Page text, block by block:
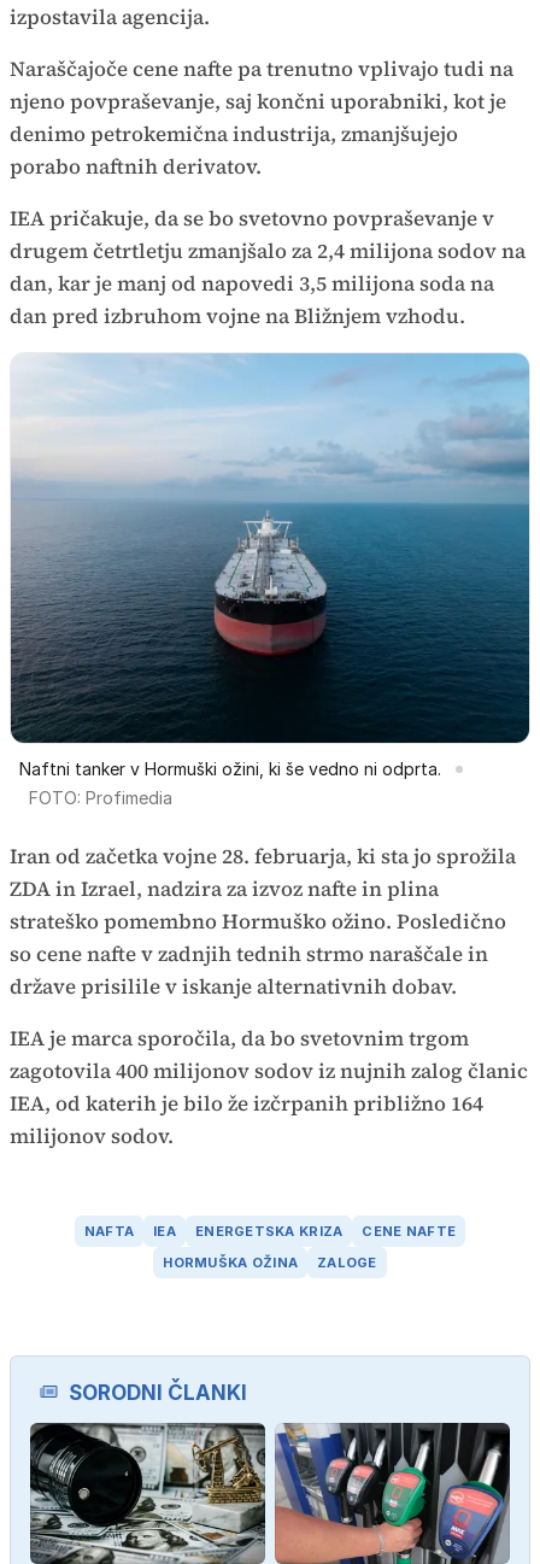
izpostavila agencija.
Naraščajoče cene nafte pa trenutno vplivajo tudi na
njeno povpraševanje, saj končni uporabniki, kot je
denimo petrokemična industrija, zmanjšujejo
porabo naftnih derivatov.
IEA pričakuje, da se bo svetovno povpraševanje v
drugem četrtletju zmanjšalo za 2,4 milijona sodov na
dan, kar je manj od napovedi 3,5 milijona soda na
dan pred izbruhom vojne na Bližnjem vzhodu.
Naftni tanker v Hormuški ožini, ki še vedno ni odprta.
FOTO: Profimedia
Iran od začetka vojne 28. februarja, ki sta jo sprožila
ZDA in Izrael, nadzira za izvoz nafte in plina
strateško pomembno Hormuško ožino. Posledično
so cene nafte v zadnjih tednih strmo naraščale in
države prisilile v iskanje alternativnih dobav.
IEA je marca sporočila, da bo svetovnim trgom
zagotovila 400 milijonov sodov iz nujnih zalog članic
IEA, od katerih je bilo že izčrpanih približno 164
milijonov sodov.
NAFTA IEA ENERGETSKA KRIZA
CENE NAFTE
HORMUŠKA OŽINA
ZALOGE
SORODNI ČLANKI